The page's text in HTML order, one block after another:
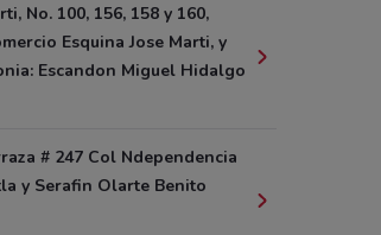
No. 100, 156, 158 y 160,
Esquina Jose Marti, y
Escandon Miguel Hidalgo
# 247 Col Ndependencia
y Serafin Olarte Benito